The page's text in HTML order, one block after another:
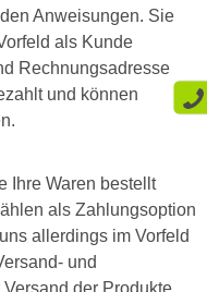
Anweisungen. Sie
als Kunde
Rechnungsadresse
und können
Ihre Waren bestellt
als Zahlungsoption
allerdings im Vorfeld
und
der Produkte